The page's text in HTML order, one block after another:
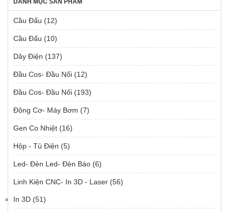
Cầu Đấu (12)
Cầu Đấu (10)
Dây Điện (137)
Đầu Cos- Đầu Nối (12)
Đầu Cos- Đầu Nối (193)
Động Cơ- Máy Bơm (7)
Gen Co Nhiệt (16)
Hộp - Tủ Điện (5)
Led- Đèn Led- Đèn Báo (6)
Linh Kiện CNC- In 3D - Laser (56)
In 3D (51)